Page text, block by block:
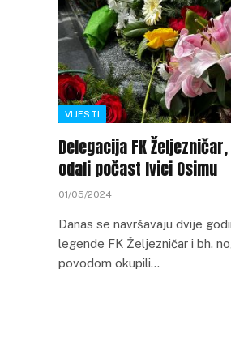
VIJESTI
Delegacija FK
odali počast Ivici Osimu
01/05/2024
Danas se navršavaju dvije
legende FK Željezničar i bh.
povodom okupili…